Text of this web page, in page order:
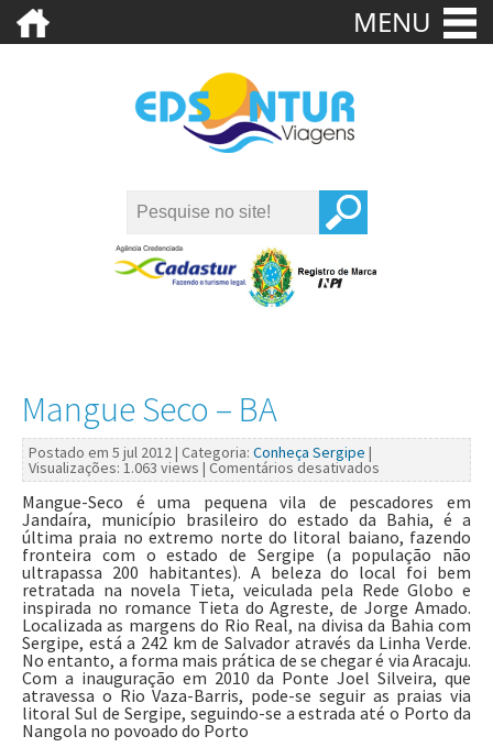
MENU
Mangue Seco – BA
Postado em 5 jul 2012 | Categoria: Conheça Sergipe |
Visualizações: 1.063 views | Comentários desativados
Mangue-Seco é uma pequena vila de pescadores em
Jandaíra, município brasileiro do estado da Bahia, é a
última praia no extremo norte do litoral baiano, fazendo
fronteira com o estado de Sergipe (a população não
ultrapassa 200 habitantes). A beleza do local foi bem
retratada na novela Tieta, veiculada pela Rede Globo e
inspirada no romance Tieta do Agreste, de Jorge Amado.
Localizada as margens do Rio Real, na divisa da Bahia com
Sergipe, está a 242 km de Salvador através da Linha Verde.
No entanto, a forma mais prática de se chegar é via Aracaju.
Com a inauguração em 2010 da Ponte Joel Silveira, que
atravessa o Rio Vaza-Barris, pode-se seguir as praias via
litoral Sul de Sergipe, seguindo-se a estrada até o Porto da
Nangola no povoado do Porto